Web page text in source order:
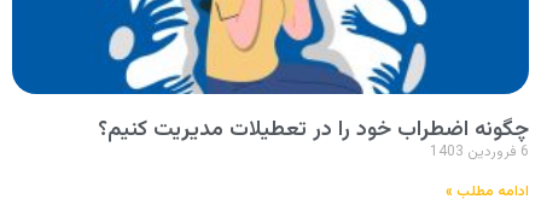
چگونه اضطراب خود را در تعطیلات مدیریت کنیم؟
6 فروردین 1403
ادامه مطلب »